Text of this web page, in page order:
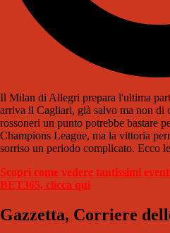
Il Milan di Allegri prepara l'ultima
arriva il Cagliari, già salvo ma non di
rossoneri un punto potrebbe bastare
Champions League, ma la vittoria
sorriso un periodo complicato. Ecco
Scopri come vedere tantissimi
BET365, clicca qui
Gazzetta, Corriere